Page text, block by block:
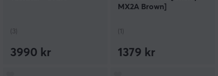
(3)
3990 kr
MX2A Brown]
(1)
1379 kr